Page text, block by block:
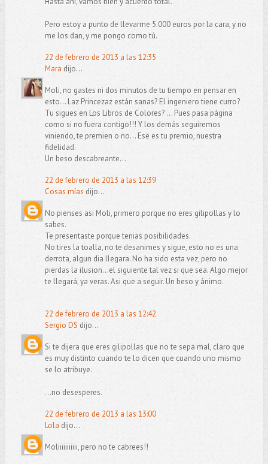
Pero estoy a punto de llevarme 5.000 euros por la cara, y no
me los dan, y me pongo como tú.
22 de febrero de 2013 a las 12:35
Mara dijo...
Moli, no gastes ni dos minutos de tu tiempo en pensar en
esto... Laz Princezaz están sanas? El ingeniero tiene curro?
Tu sigues en Los Libros de Colores? ... Pues pasa página
como si no fuera contigo!!! Y los demás seguiremos
viniendo, te premien o no... Ese es tu premio, nuestra
fidelidad.
Un beso descabreante...
22 de febrero de 2013 a las 12:39
Cosas mías dijo...
No pienses asi Moli, primero porque no eres gilipollas y lo
sabes.
Te presentaste porque tenias posibilidades.
No tires la toalla, no te desanimes y sigue, esto no es una
derrota, algun dia llegara. No ha sido esta vez, pero no
pierdas la ilusion...el siguiente tal vez si que sea. Algo mejor
te llegará, ya veras. Asi que a seguir. Un beso y ánimo.
22 de febrero de 2013 a las 12:42
Sergio DS dijo...
Si te dijera que eres gilipollas que no te sepa mal, claro que
es muy distinto cuando te lo dicen que cuando uno mismo
se lo atribuye.
...no desesperes.
22 de febrero de 2013 a las 13:00
Lola dijo...
Moliiiiiiiiiii, pero no te cabrees!!